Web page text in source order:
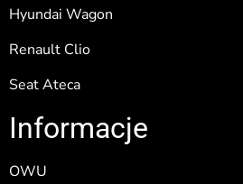
Hyundai Wagon
Renault Clio
Seat Ateca
Informacje
OWU